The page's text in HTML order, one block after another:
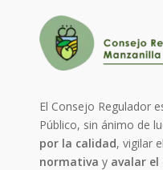
El Consejo Regulador
Público, sin ánimo de
por la calidad, vigilar el
normativa y avalar el